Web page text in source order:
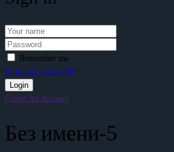
Remember me
Lost your password?
Create An Account
Без имени-5